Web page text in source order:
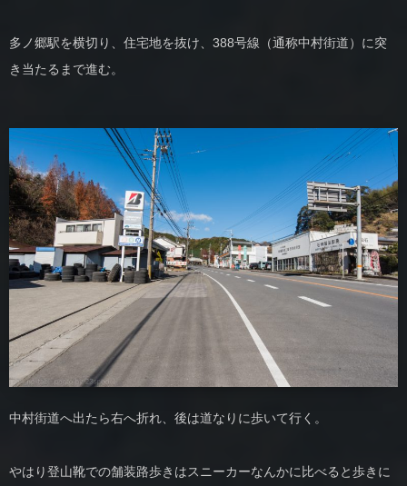
多ノ郷駅を横切り、住宅地を抜け、388号線（通称中村街道）に突
き当たるまで進む。
中村街道へ出たら右へ折れ、後は道なりに歩いて行く。
やはり登山靴での舗装路歩きはスニーカーなんかに比べると歩きに